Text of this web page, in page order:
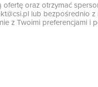
oraz otrzymać
lub bezpośrednio z
z Twoimi preferencjami i